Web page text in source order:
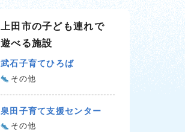
上田市の子ども連れで
遊べる施設
武石子育てひろば
その他
泉田子育て支援センター
その他